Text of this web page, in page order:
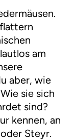
am
aber, wie
sie sich
sind?
kennen, an
Steyr.